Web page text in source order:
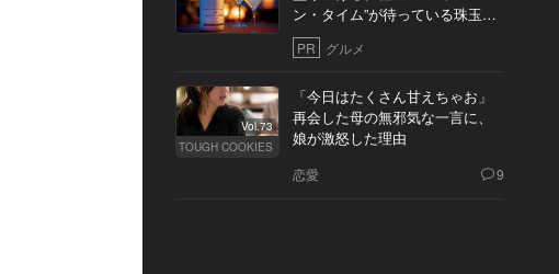
ン・タイム”が待っている珠玉の
10軒
PR グルメ
Vol.73
TOUGH COOKIES
「今日はたくさん甘えちゃお」
再会した母の無邪気な一言に、
娘が激怒した理由
恋愛 9